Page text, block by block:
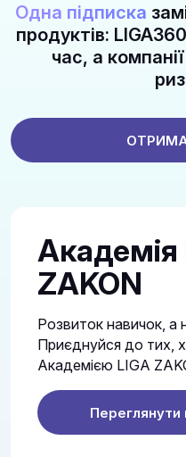
Одна підписка
продуктів:
час, а
Академія
ZAKON
Розвиток навичок, а
Приєднуйся до тих,
Академією LIGA
Переглянути